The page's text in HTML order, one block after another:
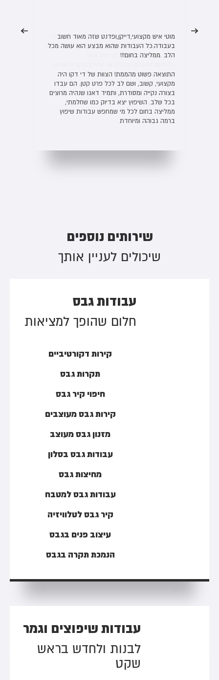
מוטי איש מקצועי,דייקן,ופדנט שזה מאוד חשוב
בעבודה.כל העבודות שהוא מבצע הוא עושה מכל
הלב .ממליצה בחום!!!
התוצאה פשוט מהממת! הצוות של די דקו היה
מקצועי, קשוב, ושם לב לכל פרט קטן. הם עבדו
בצורה נקייה ומסודרת, ותמיד דאגו שנהיה מרוצים
בכל שלב. השיפוץ יצא בדיוק כמו שחלמתי,
ממליצה בחום לכל מי שמחפש עבודות שיפוץ
ברמה גבוהה ומיוחדת
מוטי איש מקצוע אמין שרואה מעבר לעבודה ומגיע
עם רעיונות עיצוב יצירתיים. ביצע אצלי עבודת גבס
במטבח – הנמכת תקרה ועיצוב תאורת לדים.
שירותים נוספים
שיכולים לעניין אותך
עבודות גבס
חלום שהופך למציאות
קירות דקורטיביים
תקרות גבס
חיפוי קיר גבס
קירות גבס מעוצבים
מזנון גבס מעוצב
עבודות גבס בסלון
מחיצות גבס
עבודות גבס למטבח
קיר גבס לטלוויזיה
עיצוב פנים בגבס
הנמכת תקרה בגבס
עבודות שיפוצים וגמר
לבנות ולחדש בראש
שקט